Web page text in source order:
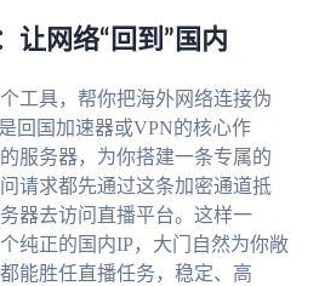
让网络“回到”国内
工具，帮你把海外网络连接伪
回国加速器或VPN的核心作
服务器，为你搭建一条专属的
请求都先通过这条加密通道抵
器去访问直播平台。这样一
纯正的国内IP，大门自然为你敞
能胜任直播任务，稳定、高